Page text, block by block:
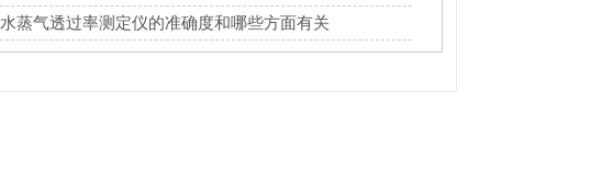
水蒸气透过率测定仪的准确度和哪些方面有关